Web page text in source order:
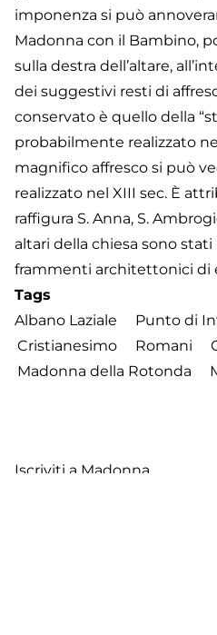
imponenza si può
Madonna con il Bambino,
sulla destra dell’altare,
dei suggestivi resti di
conservato è quello della
probabilmente realizzato
magnifico affresco si può
realizzato nel XIII sec. È
raffigura S. Anna, S.
altari della chiesa sono
frammenti architettonici di
Tags
Albano Laziale
Punto di
Cristianesimo
Romani
Madonna della Rotonda
Iscriviti a Madonna